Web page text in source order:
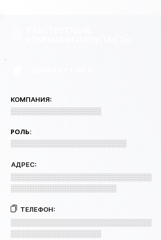
КОМПАНИЯ:
░░░░░░░░░░░░░░░░░░
РОЛЬ:
░░░░░░░░░░░░░░░░░░░░░░░
АДРЕС:
░░░░░░░░░░░░░░░░░░░░░░░░░░░░
░░░░░░░░░░░░░░░░░░░░░
ТЕЛЕФОН:
░░░░░░░░░░░░░░░░░░░░░░░░░░░░
░░░░░░░░░░░░░░░░░░